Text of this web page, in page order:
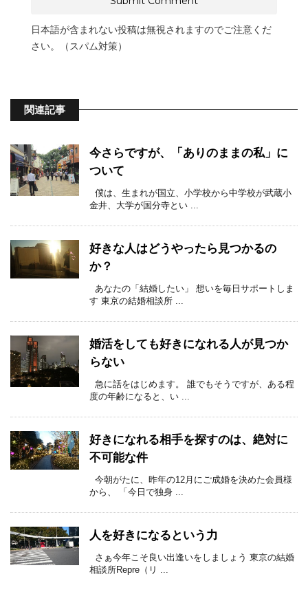
日本語が含まれない投稿は無視されますのでご注意くだ
さい。（スパム対策）
関連記事
今さらですが、「ありのままの私」に
ついて
僕は、生まれが国立、小学校から中学校が武蔵小
金井、大学が国分寺とい ...
好きな人はどうやったら見つかるの
か？
あなたの「結婚したい」 想いを毎日サポートしま
す 東京の結婚相談所 ...
婚活をしても好きになれる人が見つか
らない
急に話をはじめます。 誰でもそうですが、ある程
度の年齢になると、い ...
好きになれる相手を探すのは、絶対に
不可能な件
今朝がたに、昨年の12月にご成婚を決めた会員様
から、 「今日で独身 ...
人を好きになるという力
さぁ今年こそ良い出逢いをしましょう 東京の結婚
相談所Repre（リ ...